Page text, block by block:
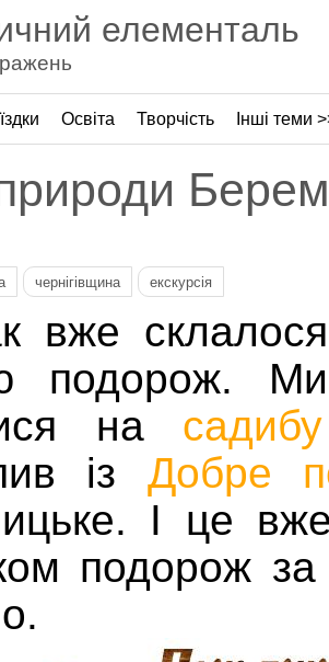
елементаль
Освіта Творчість Інші теми
чернігівщина екскурсія
вже
подорож.
на
із Добре
І це
подорож